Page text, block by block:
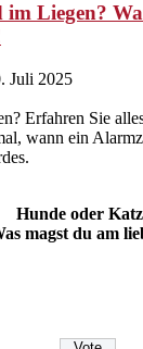
Liegen?
Juli 2025
Erfahren Sie
wann ein
Hunde oder
magst du am